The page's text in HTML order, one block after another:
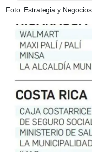
Foto: Estrategia y Negocios